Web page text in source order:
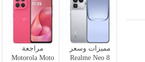
مميزات وسعر
Realme Neo 8
مراجعة
Motorola Moto